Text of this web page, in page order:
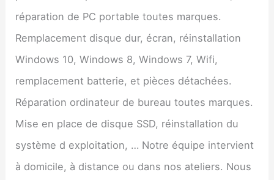
réparation de PC portable toutes marques.
Remplacement disque dur, écran, réinstallation
Windows 10, Windows 8, Windows 7, Wifi,
remplacement batterie, et pièces détachées.
Réparation ordinateur de bureau toutes marques.
Mise en place de disque SSD, réinstallation du
système d exploitation, … Notre équipe intervient
à domicile, à distance ou dans nos ateliers. Nous